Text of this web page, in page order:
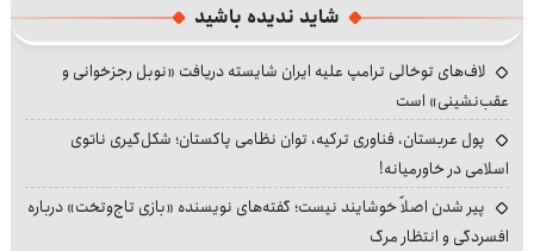
شاید ندیده باشید
لاف‌های توخالی ترامپ علیه ایران شایسته دریافت «نوبل رجزخوانی و
عقب‌نشینی» است
پول عربستان، فناوری ترکیه، توان نظامی پاکستان؛ شکل‌گیری ناتوی
اسلامی در خاورمیانه!
پیر شدن اصلاً خوشایند نیست؛ گفته‌های نویسنده «بازی تاج‌وتخت» درباره
افسردگی و انتظار مرگ